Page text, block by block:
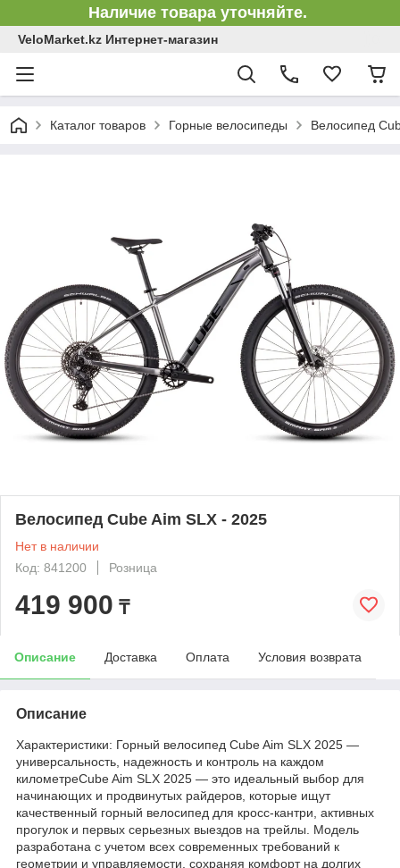
Наличие товара уточняйте.
VeloMarket.kz Интернет-магазин
Каталог товаров Горные велосипеды Велосипед
Велосипед Cube Aim SLX - 2025
Нет в наличии
Код: 841200
Розница
419 900 ₸
Описание Доставка Оплата Условия возврата
Описание
Характеристики: Горный велосипед Cube Aim SLX 2025 —
универсальность, надежность и контроль на каждом
километреCube Aim SLX 2025 — это идеальный выбор для
начинающих и продвинутых райдеров, которые ищут
качественный горный велосипед для кросс-кантри, активных
прогулок и первых серьезных выездов на трейлы. Модель
разработана с учетом всех современных требований к
геометрии и управляемости, сохраняя комфорт на долгих